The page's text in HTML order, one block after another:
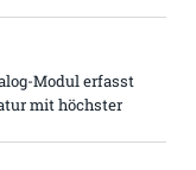
Modul erfasst
mit höchster